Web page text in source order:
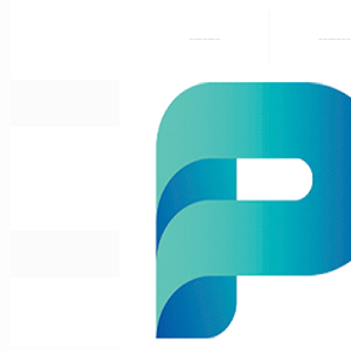
-------
-------
-------